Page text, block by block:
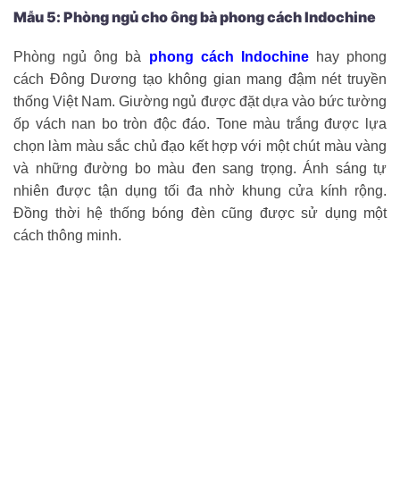
Mẫu 5: Phòng ngủ cho ông bà phong cách Indochine
Phòng ngủ ông bà phong cách Indochinehay phong
cách Đông Dương tạo không gian mang đậm nét truyền
thống Việt Nam. Giường ngủ được đặt dựa vào bức tường
ốp vách nan bo tròn độc đáo. Tone màu trắng được lựa
chọn làm màu sắc chủ đạo kết hợp với một chút màu vàng
và những đường bo màu đen sang trọng. Ánh sáng tự
nhiên được tận dụng tối đa nhờ khung cửa kính rộng.
Đồng thời hệ thống bóng đèn cũng được sử dụng một
cách thông minh.